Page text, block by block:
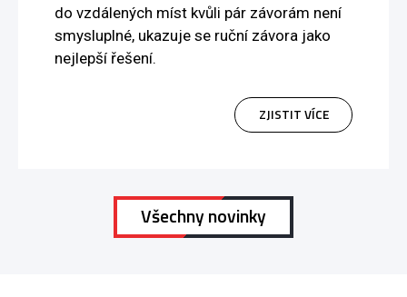
do vzdálených míst kvůli pár závorám není
smysluplné, ukazuje se ruční závora jako
nejlepší řešení.
ZJISTIT VÍCE
Všechny novinky